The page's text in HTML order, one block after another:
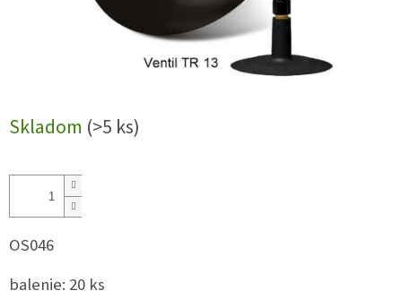
Skladom (>5 ks)
OS046
balenie: 20 ks